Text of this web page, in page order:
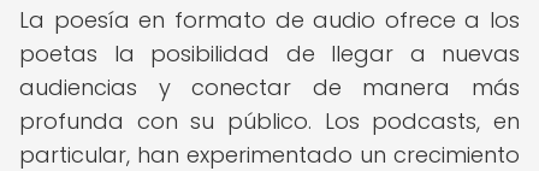
La poesía en formato de audio ofrece a los
poetas la posibilidad de llegar a nuevas
audiencias y conectar de manera más
profunda con su público. Los podcasts, en
particular, han experimentado un crecimiento